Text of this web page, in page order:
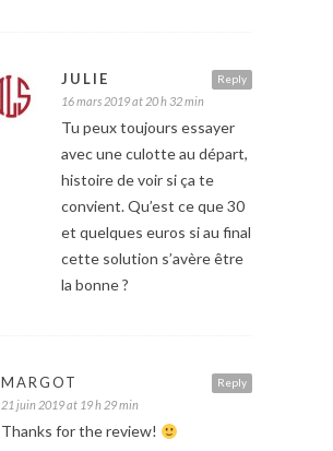
Reply
JULIE
16 mars 2019 at 20 h 32 min
Tu peux toujours essayer
avec une culotte au départ,
histoire de voir si ça te
convient. Qu’est ce que 30
et quelques euros si au final
cette solution s’avère être
la bonne ?
Reply
MARGOT
21 juin 2019 at 19 h 29 min
Thanks for the review!